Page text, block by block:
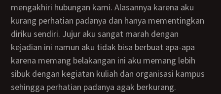
mengakhiri hubungan kami. Alasannya karena aku
kurang perhatian padanya dan hanya mementingkan
diriku sendiri. Jujur aku sangat marah dengan
kejadian ini namun aku tidak bisa berbuat apa-apa
karena memang belakangan ini aku memang lebih
sibuk dengan kegiatan kuliah dan organisasi kampus
sehingga perhatian padanya agak berkurang.